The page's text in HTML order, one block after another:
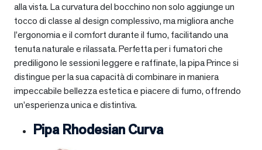
alla vista. La curvatura del bocchino non solo aggiunge un
tocco di classe al design complessivo, ma migliora anche
l’ergonomia e il comfort durante il fumo, facilitando una
tenuta naturale e rilassata. Perfetta per i fumatori che
prediligono le sessioni leggere e raffinate, la pipa Prince si
distingue per la sua capacità di combinare in maniera
impeccabile bellezza estetica e piacere di fumo, offrendo
un’esperienza unica e distintiva.
Pipa Rhodesian Curva